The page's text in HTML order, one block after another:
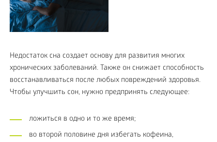
Недостаток сна создает основу для развития многих
хронических заболеваний. Также он снижает способность
восстанавливаться после любых повреждений здоровья.
Чтобы улучшить сон, нужно предпринять следующее:
ложиться в одно и то же время;
во второй половине дня избегать кофеина,